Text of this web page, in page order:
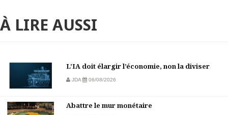
À LIRE AUSSI
L’IA doit élargir l’économie, non la diviser
JDA 06/08/2026
Abattre le mur monétaire